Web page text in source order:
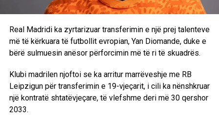
Kosova U20 niset drejt Bratislavës për Kampionatin
Evropian
DON'T MISS
Argjentina siguron çerekfinalen pas një përmbysjeje
dramatike ndaj Egjiptit
Real Madridi ka zyrtarizuar transferimin e një prej talenteve
më të kërkuara të futbollit evropian, Yan Diomande, duke e
bërë sulmuesin anësor përforcimin më të ri të skuadrës.
Klubi madrilen njoftoi se ka arritur marrëveshje me RB
Leipzigun për transferimin e 19-vjeçarit, i cili ka nënshkruar
një kontratë shtatëvjeçare, të vlefshme deri më 30 qershor
2033.